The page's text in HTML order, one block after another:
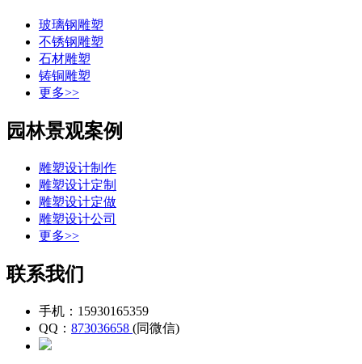
玻璃钢雕塑
不锈钢雕塑
石材雕塑
铸铜雕塑
更多>>
园林景观案例
雕塑设计制作
雕塑设计定制
雕塑设计定做
雕塑设计公司
更多>>
联系我们
手机：15930165359
QQ： 873036658 (同微信)